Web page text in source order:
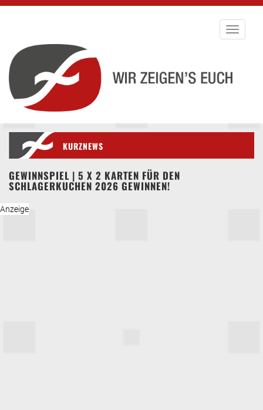
Toggle
KURZNEWS
GEWINNSPIEL | 5 X 2 KARTEN FÜR DEN
SCHLAGERKUCHEN 2026 GEWINNEN!